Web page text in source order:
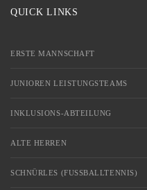
QUICK LINKS
ERSTE MANNSCHAFT
JUNIOREN LEISTUNGSTEAMS
INKLUSIONS-ABTEILUNG
ALTE HERREN
SCHNÜRLES (FUSSBALLTENNIS)